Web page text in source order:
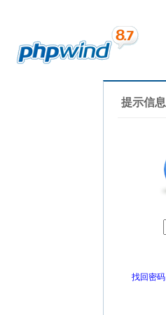
提示信息
找回密码